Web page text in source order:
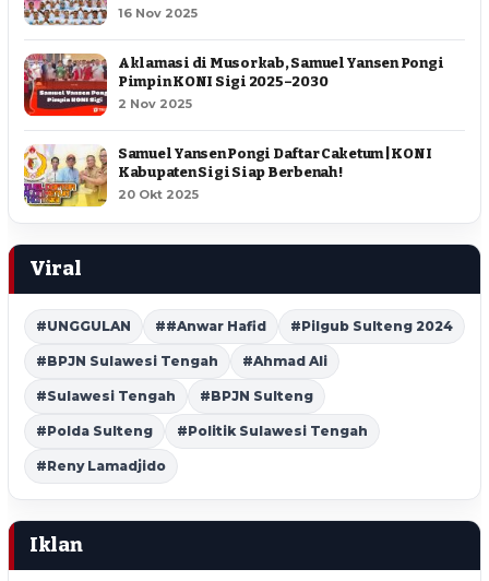
16 Nov 2025
Aklamasi di Musorkab, Samuel Yansen Pongi
Pimpin KONI Sigi 2025–2030
2 Nov 2025
Samuel Yansen Pongi Daftar Caketum | KONI
Kabupaten Sigi Siap Berbenah !
20 Okt 2025
Viral
#UNGGULAN ##Anwar Hafid #Pilgub Sulteng 2024
#BPJN Sulawesi Tengah #Ahmad Ali
#Sulawesi Tengah #BPJN Sulteng
#Polda Sulteng #Politik Sulawesi Tengah
#Reny Lamadjido
Iklan